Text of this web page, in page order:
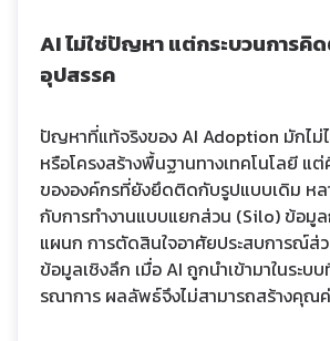
AI ไม่ใช่ปัญหา แต่กระบวนการคิ
อุปสรรค
ปัญหาที่แท้จริงของ AI Adoption มักไม่
หรือโครงสร้างพื้นฐานทางเทคโนโลยี แ
ขององค์กรที่ยังยึดติดกับรูปแบบเดิม ห
กับการทำงานแบบแยกส่วน (Silo) ข้อมูล
แผนก การตัดสินใจอาศัยประสบการณ์ส่
ข้อมูลเชิงลึก เมื่อ AI ถูกนำเข้ามาในระบ
รณาการ ผลลัพธ์จึงไม่สามารถสร้างคุณ